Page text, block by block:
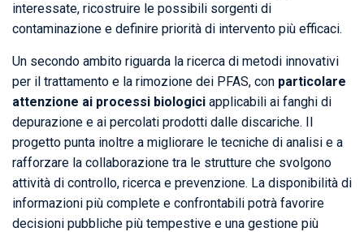
interessate, ricostruire le possibili sorgenti di
contaminazione e definire priorità di intervento più efficaci.
Un secondo ambito riguarda la ricerca di metodi innovativi
per il trattamento e la rimozione dei PFAS, con particolare
attenzione ai processi biologici applicabili ai fanghi di
depurazione e ai percolati prodotti dalle discariche. Il
progetto punta inoltre a migliorare le tecniche di analisi e a
rafforzare la collaborazione tra le strutture che svolgono
attività di controllo, ricerca e prevenzione. La disponibilità di
informazioni più complete e confrontabili potrà favorire
decisioni pubbliche più tempestive e una gestione più